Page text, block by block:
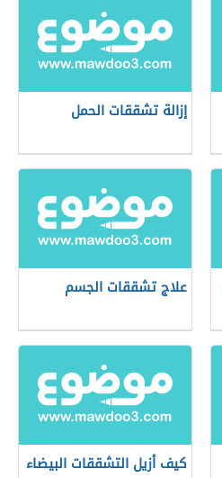
إزالة تشققات الحمل
علاج تشققات الجسم
كيف أزيل التشققات البيضاء